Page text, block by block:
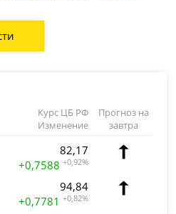
Курс ЦБ РФ
Изменение
Прогноз на
завтра
82,17
+0,7588 +0,92%
94,84
+0,7781 +0,82%